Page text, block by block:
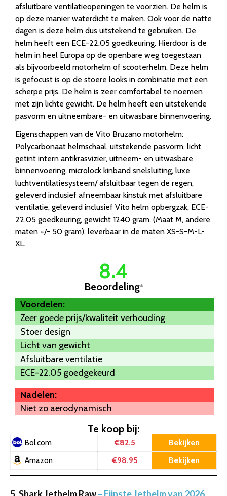
afsluitbare ventilatieopeningen te voorzien. De helm is
op deze manier waterdicht te maken. Ook voor de natte
dagen is deze helm dus uitstekend te gebruiken. De
helm heeft een ECE-22.05 goedkeuring. Hierdoor is de
helm in heel Europa op de openbare weg toegestaan
als bijvoorbeeld motorhelm of scooterhelm. Deze helm
is gefocust is op de stoere looks in combinatie met een
scherpe prijs. De helm is zeer comfortabel te noemen
met zijn lichte gewicht. De helm heeft een uitstekende
pasvorm en uitneembare- en uitwasbare binnenvoering.
Eigenschappen van de Vito Bruzano motorhelm:
Polycarbonaat helmschaal, uitstekende pasvorm, licht
getint intern antikrasvizier, uitneem- en uitwasbare
binnenvoering, microlock kinband snelsluiting, luxe
luchtventilatiesysteem/ afsluitbaar tegen de regen,
geleverd inclusief afneembaar kinstuk met afsluitbare
ventilatie, geleverd inclusief Vito helm opbergzak, ECE-
22.05 goedkeuring, gewicht 1240 gram. (Maat M, andere
maten +/- 50 gram), leverbaar in de maten XS-S-M-L-
XL.
8.4
Beoordeling*
Voordelen:
Zeer goede prijs/kwaliteit verhouding
Stoer design
Licht van gewicht
Afsluitbare ventilatie
ECE-22.05 goedgekeurd
Nadelen:
Niet zo aerodynamisch
Te koop bij:
Bol.com €82.5 Bekijken
Amazon €98.95 Bekijken